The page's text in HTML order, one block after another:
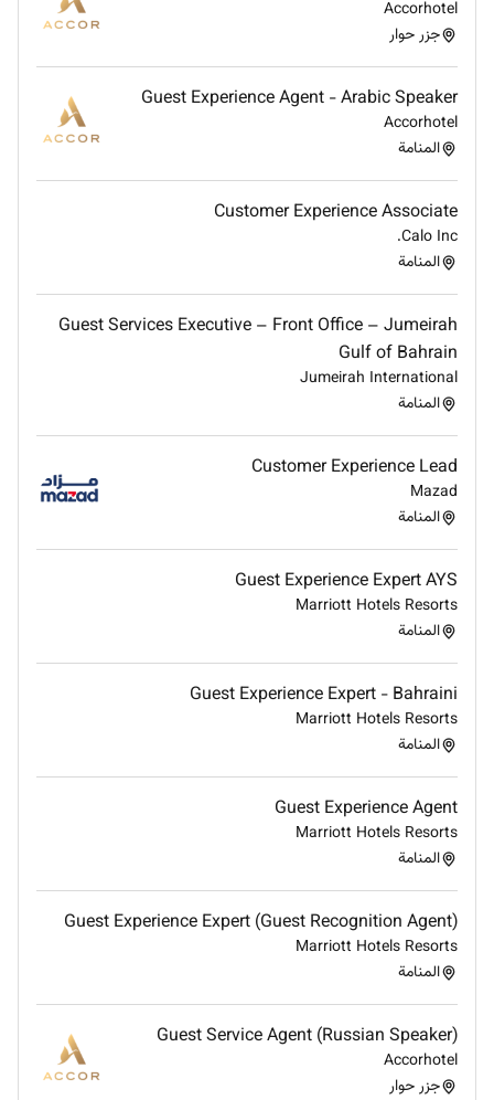
Do what you love care for the world dare to
challenge the status quo! #BELIMITLESS
Remote Work :
Employment Type :
Full-time
Accorhotel
جزر حوار
Guest Experience Agent - Arabic Speaker
Accorhotel
المنامة
Customer Experience Associate
Calo Inc.
المنامة
Guest Services Executive – Front Office – Jumeirah
Gulf of Bahrain
Jumeirah International
المنامة
Customer Experience Lead
Mazad
المنامة
Guest Experience Expert AYS
Marriott Hotels Resorts
المنامة
Guest Experience Expert - Bahraini
Marriott Hotels Resorts
المنامة
Guest Experience Agent
Marriott Hotels Resorts
المنامة
Guest Experience Expert (Guest Recognition Agent)
Marriott Hotels Resorts
المنامة
Guest Service Agent (Russian Speaker)
Accorhotel
جزر حوار